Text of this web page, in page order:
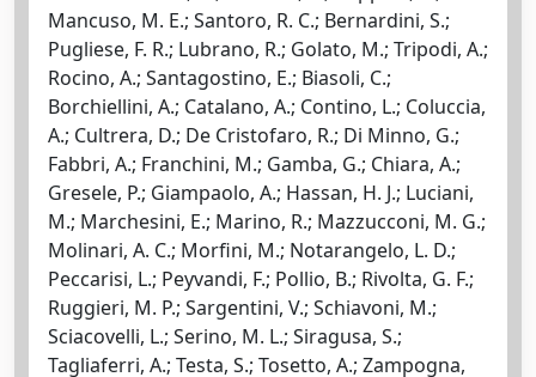
Mancuso, M. E.; Santoro, R. C.; Bernardini, S.;
Pugliese, F. R.; Lubrano, R.; Golato, M.; Tripodi, A.;
Rocino, A.; Santagostino, E.; Biasoli, C.;
Borchiellini, A.; Catalano, A.; Contino, L.; Coluccia,
A.; Cultrera, D.; De Cristofaro, R.; Di Minno, G.;
Fabbri, A.; Franchini, M.; Gamba, G.; Chiara, A.;
Gresele, P.; Giampaolo, A.; Hassan, H. J.; Luciani,
M.; Marchesini, E.; Marino, R.; Mazzucconi, M. G.;
Molinari, A. C.; Morfini, M.; Notarangelo, L. D.;
Peccarisi, L.; Peyvandi, F.; Pollio, B.; Rivolta, G. F.;
Ruggieri, M. P.; Sargentini, V.; Schiavoni, M.;
Sciacovelli, L.; Serino, M. L.; Siragusa, S.;
Tagliaferri, A.; Testa, S.; Tosetto, A.; Zampogna,